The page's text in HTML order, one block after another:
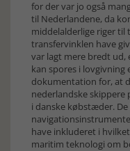
for der var jo også
til Nederlandene, da
middelalderlige riger til
transfervinklen have
var lagt mere bredt
kan spores i lovgivning
dokumentation for, at
nederlandske skippere
i danske købstæder.
have inkluderet i
maritim teknologi om